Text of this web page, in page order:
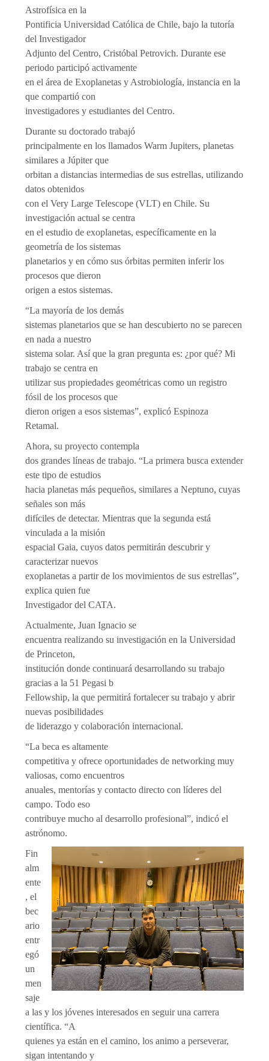
Astrofísica en la
Pontificia Universidad Católica de Chile, bajo la tutoría
del Investigador
Adjunto del Centro, Cristóbal Petrovich. Durante ese
periodo participó activamente
en el área de Exoplanetas y Astrobiología, instancia en la
que compartió con
investigadores y estudiantes del Centro.
Durante su doctorado trabajó
principalmente en los llamados Warm Jupiters, planetas
similares a Júpiter que
orbitan a distancias intermedias de sus estrellas, utilizando
datos obtenidos
con el Very Large Telescope (VLT) en Chile. Su
investigación actual se centra
en el estudio de exoplanetas, específicamente en la
geometría de los sistemas
planetarios y en cómo sus órbitas permiten inferir los
procesos que dieron
origen a estos sistemas.
“La mayoría de los demás
sistemas planetarios que se han descubierto no se parecen
en nada a nuestro
sistema solar. Así que la gran pregunta es: ¿por qué? Mi
trabajo se centra en
utilizar sus propiedades geométricas como un registro
fósil de los procesos que
dieron origen a esos sistemas”, explicó Espinoza
Retamal.
Ahora, su proyecto contempla
dos grandes líneas de trabajo. “La primera busca extender
este tipo de estudios
hacia planetas más pequeños, similares a Neptuno, cuyas
señales son más
difíciles de detectar. Mientras que la segunda está
vinculada a la misión
espacial Gaia, cuyos datos permitirán descubrir y
caracterizar nuevos
exoplanetas a partir de los movimientos de sus estrellas”,
explica quien fue
Investigador del CATA.
Actualmente, Juan Ignacio se
encuentra realizando su investigación en la Universidad
de Princeton,
institución donde continuará desarrollando su trabajo
gracias a la 51 Pegasi b
Fellowship, la que permitirá fortalecer su trabajo y abrir
nuevas posibilidades
de liderazgo y colaboración internacional.
“La beca es altamente
competitiva y ofrece oportunidades de networking muy
valiosas, como encuentros
anuales, mentorías y contacto directo con líderes del
campo. Todo eso
contribuye mucho al desarrollo profesional”, indicó el
astrónomo.
Fin
alm
ente
, el
bec
ario
entr
egó
un
men
saje
a las y los jóvenes interesados en seguir una carrera
científica. “A
quienes ya están en el camino, los animo a perseverar,
sigan intentando y